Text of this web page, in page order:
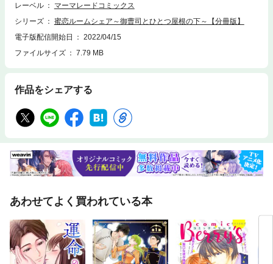
レーベル
マーマレードコミックス
シリーズ
蜜恋ルームシェア～御曹司とひとつ屋根の下～【分冊版】
電子版配信開始日
2022/04/15
ファイルサイズ
7.79 MB
作品をシェアする
あわせてよく買われている本